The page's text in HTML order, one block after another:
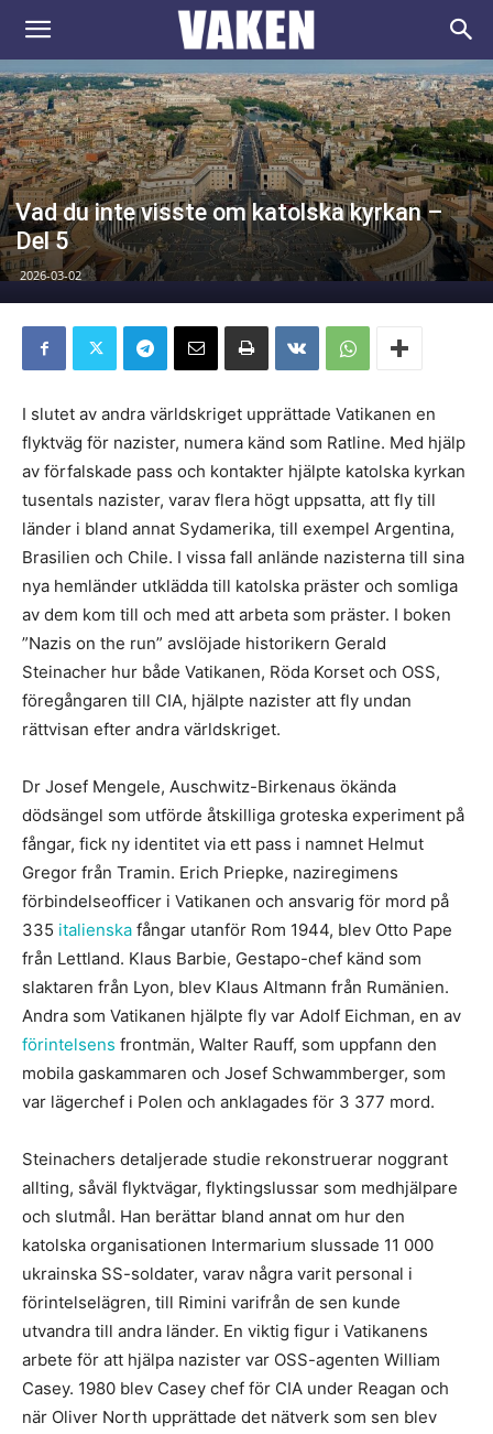
VAKEN.se
Vad du inte visste om katolska kyrkan –
Del 5
2026-03-02
I slutet av andra världskriget upprättade Vatikanen en
flyktväg för nazister, numera känd som Ratline. Med hjälp
av förfalskade pass och kontakter hjälpte katolska kyrkan
tusentals nazister, varav flera högt uppsatta, att fly till
länder i bland annat Sydamerika, till exempel Argentina,
Brasilien och Chile. I vissa fall anlände nazisterna till sina
nya hemländer utklädda till katolska präster och somliga
av dem kom till och med att arbeta som präster. I boken
”Nazis on the run” avslöjade historikern Gerald
Steinacher hur både Vatikanen, Röda Korset och OSS,
föregångaren till CIA, hjälpte nazister att fly undan
rättvisan efter andra världskriget.
Dr Josef Mengele, Auschwitz-Birkenaus ökända
dödsängel som utförde åtskilliga groteska experiment på
fångar, fick ny identitet via ett pass i namnet Helmut
Gregor från Tramin. Erich Priepke, naziregimens
förbindelseofficer i Vatikanen och ansvarig för mord på
335 italienska fångar utanför Rom 1944, blev Otto Pape
från Lettland. Klaus Barbie, Gestapo-chef känd som
slaktaren från Lyon, blev Klaus Altmann från Rumänien.
Andra som Vatikanen hjälpte fly var Adolf Eichman, en av
förintelsens frontmän, Walter Rauff, som uppfann den
mobila gaskammaren och Josef Schwammberger, som
var lägerchef i Polen och anklagades för 3 377 mord.
Steinachers detaljerade studie rekonstruerar noggrant
allting, såväl flyktvägar, flyktingslussar som medhjälpare
och slutmål. Han berättar bland annat om hur den
katolska organisationen Intermarium slussade 11 000
ukrainska SS-soldater, varav några varit personal i
förintelselägren, till Rimini varifrån de sen kunde
utvandra till andra länder. En viktig figur i Vatikanens
arbete för att hjälpa nazister var OSS-agenten William
Casey. 1980 blev Casey chef för CIA under Reagan och
när Oliver North upprättade det nätverk som sen blev